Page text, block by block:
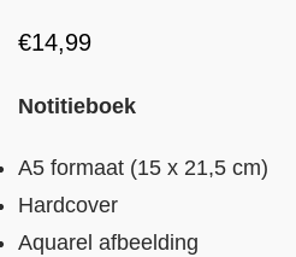
€14,99
Notitieboek
A5 formaat (15 x 21,5 cm)
Hardcover
Aquarel afbeelding